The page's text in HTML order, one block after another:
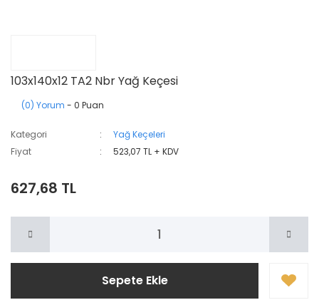
103x140x12 TA2 Nbr Yağ Keçesi
(0) Yorum - 0 Puan
Kategori
Yağ Keçeleri
Fiyat
523,07 TL + KDV
627,68 TL
Sepete Ekle